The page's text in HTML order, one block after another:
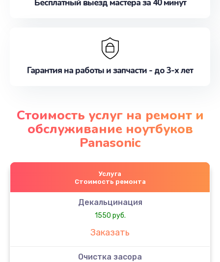
Бесплатный выезд мастера за 40 минут
Гарантия на работы и запчасти - до 3-х лет
Стоимость услуг на ремонт и
обслуживание ноутбуков
Panasonic
Услуга
Стоимость ремонта
Декальцинация
1550 руб.
Заказать
Очистка засора